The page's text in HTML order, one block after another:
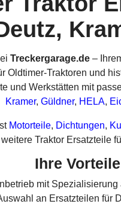
Treckergarage.de–
Oldtimer-Traktoren und
und Werkstätten mit
Kramer, Güldner, HELA,
Motorteile, Dichtungen,
Traktor Ersatzteile
Ihre
mit
an Ersatzteilen für